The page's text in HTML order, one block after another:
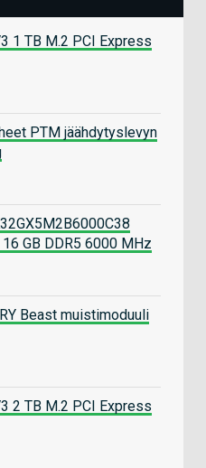
1 TB M.2 PCI Express
PTM jäähdytyslevyn
GB DDR5 6000 MHz
Beast muistimoduuli
2 TB M.2 PCI Express